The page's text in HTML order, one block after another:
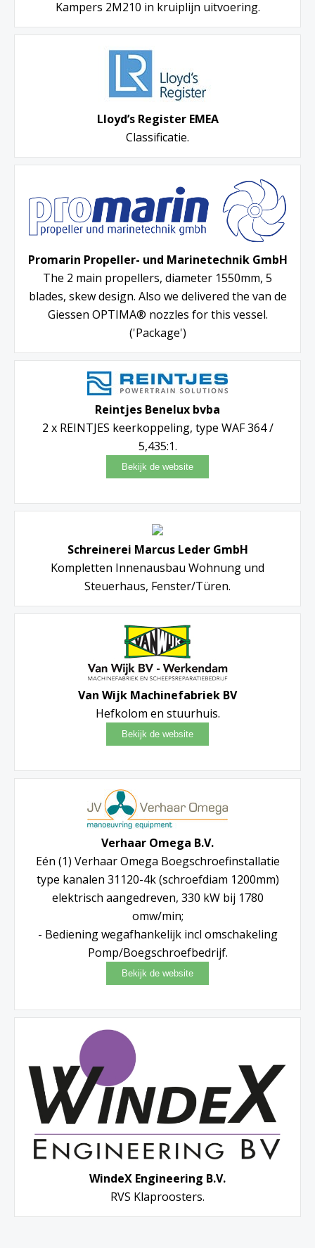
Kampers 2M210 in kruiplijn uitvoering.
Lloyd’s Register EMEA
Classificatie.
Promarin Propeller- und Marinetechnik GmbH
The 2 main propellers, diameter 1550mm, 5
blades, skew design. Also we delivered the van de
Giessen OPTIMA® nozzles for this vessel.
('Package')
Reintjes Benelux bvba
2 x REINTJES keerkoppeling, type WAF 364 /
5,435:1.
Schreinerei Marcus Leder GmbH
Kompletten Innenausbau Wohnung und
Steuerhaus, Fenster/Türen.
Van Wijk Machinefabriek BV
Hefkolom en stuurhuis.
Verhaar Omega B.V.
Eén (1) Verhaar Omega Boegschroefinstallatie
type kanalen 31120-4k (schroefdiam 1200mm)
elektrisch aangedreven, 330 kW bij 1780
omw/min;
- Bediening wegafhankelijk incl omschakeling
Pomp/Boegschroefbedrijf.
WindeX Engineering B.V.
RVS Klaproosters.